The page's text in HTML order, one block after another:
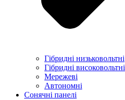
Гібридні низьковольтні
Гібридні високовольтні
Мережеві
Автономні
Сонячні панелі